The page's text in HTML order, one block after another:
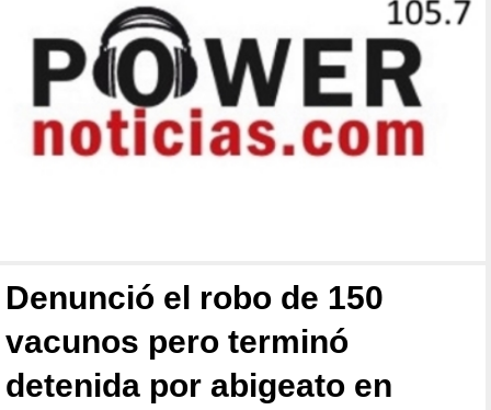
Denunció el robo de 150
vacunos pero terminó
detenida por abigeato en